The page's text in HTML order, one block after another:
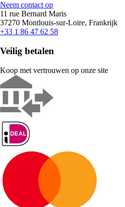
Neem contact op
11 rue Bernard Maris
37270 Montlouis-sur-Loire, Frankrijk
+33 1 86 47 62 58
Veilig betalen
Koop met vertrouwen op onze site